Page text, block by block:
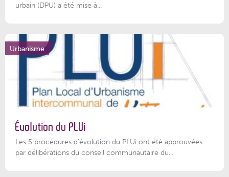
urbain (DPU) a été mise à...
Urbanisme
Évolution du PLUi
Les 5 procédures d’évolution du PLUi ont été approuvées
par délibérations du conseil communautaire du...